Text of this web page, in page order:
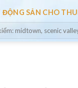
ĐỘNG SẢN CHO